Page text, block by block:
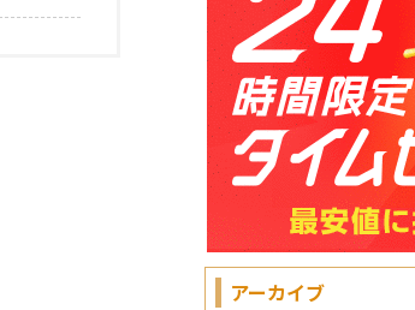
アーカイブ